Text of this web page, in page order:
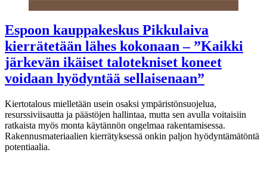
Espoon kauppakeskus Pikkulaiva
kierrätetään lähes kokonaan – ”Kaikki
järkevän ikäiset talotekniset koneet
voidaan hyödyntää sellaisenaan”
Kiertotalous mielletään usein osaksi ympäristönsuojelua,
resurssiviisautta ja päästöjen hallintaa, mutta sen avulla voitaisiin
ratkaista myös monta käytännön ongelmaa rakentamisessa.
Rakennusmateriaalien kierrätyksessä onkin paljon hyödyntämätöntä
potentiaalia.